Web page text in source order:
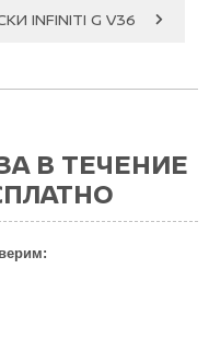
INFINITI G V36
В ТЕЧЕНИЕ